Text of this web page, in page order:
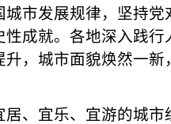
市发展规律，坚持党
成就。各地深入践
，城市面貌焕然一
、宜乐、宜游的城